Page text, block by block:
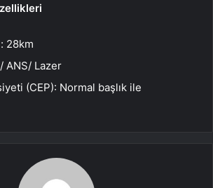
28km
ANS/ Lazer
(CEP): Normal başlık ile